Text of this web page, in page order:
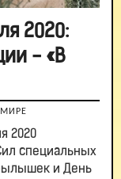
2020:
- «В
МИРЕ
2020
специальных
и День